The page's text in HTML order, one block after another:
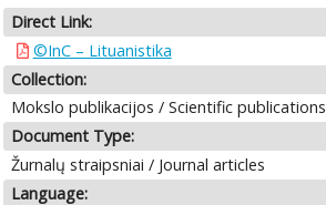
Direct Link:
©InC – Lituanistika
Collection:
Mokslo publikacijos / Scientific publications
Document Type:
Žurnalų straipsniai / Journal articles
Language: